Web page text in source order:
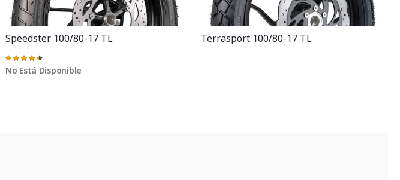
Speedster 100/80-17 TL
Valoración:
91%
No Está Disponible
Terrasport 100/80-17 TL